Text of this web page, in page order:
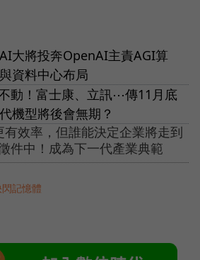
大將投奔OpenAI主責AGI算
資料中心布局
動！富士康、立訊⋯傳11月底
機型將後會無期？
效率，但誰能決定企業將走到
件中！成為下一代產業典範
閃記憶體